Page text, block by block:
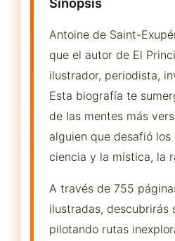
Antoine de Saint-
que el autor de El
ilustrador, periodista,
Esta biografía te
de las mentes más
alguien que desafió
ciencia y la mística, la
A través de 755
ilustradas, descubrirás
pilotando rutas